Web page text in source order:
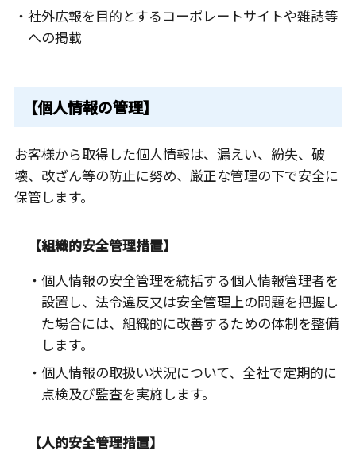
・社外広報を目的とするコーポレートサイトや雑誌等
への掲載
【個人情報の管理】
お客様から取得した個人情報は、漏えい、紛失、破
壊、改ざん等の防止に努め、厳正な管理の下で安全に
保管します。
【組織的安全管理措置】
・個人情報の安全管理を統括する個人情報管理者を
設置し、法令違反又は安全管理上の問題を把握し
た場合には、組織的に改善するための体制を整備
します。
・個人情報の取扱い状況について、全社で定期的に
点検及び監査を実施します。
【人的安全管理措置】